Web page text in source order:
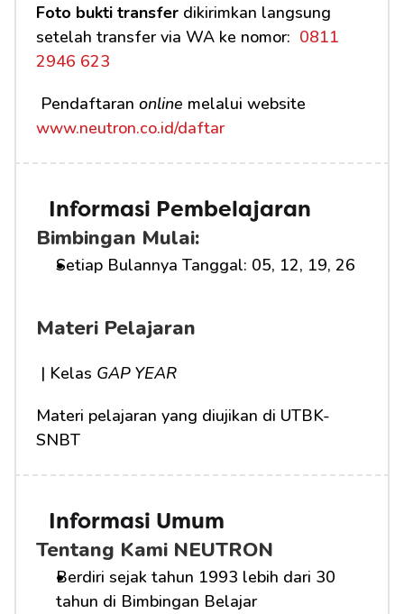
Foto bukti transfer dikirimkan langsung
setelah transfer via WA ke nomor: 0811
2946 623
Pendaftaran online
www.neutron.co.id/daftar
Informasi Pembelajaran
Bimbingan Mulai:
Setiap Bulannya Tanggal: 05, 12, 19, 26
Materi Pelajaran
| Kelas GAP YEAR
Materi pelajaran yang diujikan di UTBK-
SNBT
Informasi Umum
Tentang Kami NEUTRON
Berdiri sejak tahun 1993 lebih dari 30
tahun di Bimbingan Belajar